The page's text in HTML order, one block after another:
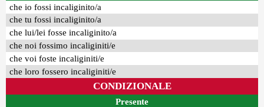
che io fossi incaliginito/a
che tu fossi incaliginito/a
che lui/lei fosse incaliginito/a
che noi fossimo incaliginiti/e
che voi foste incaliginiti/e
che loro fossero incaliginiti/e
CONDIZIONALE
Presente